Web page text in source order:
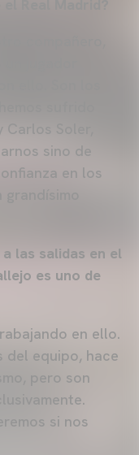
Real Madrid?
compañero,
jugador
Soler,
sino de
en los
las salidas en el
es uno de
en ello.
del equipo, hace
pero son
si nos